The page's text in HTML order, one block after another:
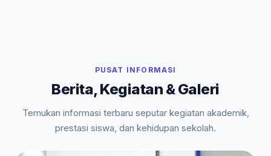
PUSAT INFORMASI
Berita, Kegiatan & Galeri
Temukan informasi terbaru seputar kegiatan akademik,
prestasi siswa, dan kehidupan sekolah.